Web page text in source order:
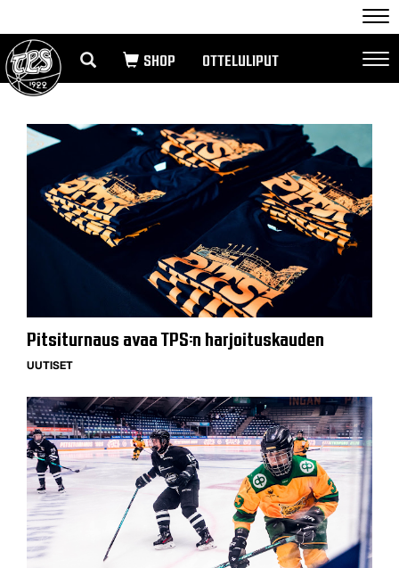
OTTELULIPUT
Pitsiturnaus avaa TPS:n harjoituskauden
UUTISET